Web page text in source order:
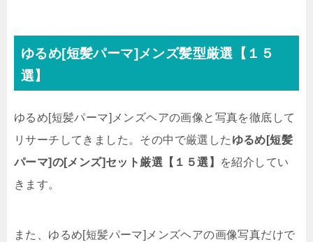
ゆるめ[短髪パーマ]メンズ髪型厳選【１５
選】
ゆるめ[短髪パーマ]メンズヘアの画像と写真を徹底して
リサーチしてきました。その中で厳選した ゆるめ[短髪
パーマ]の[メンズ]セット厳選【１５選】
を紹介してい
きます。
また、ゆるめ[短髪パーマ]メンズヘアの画像写真だけで